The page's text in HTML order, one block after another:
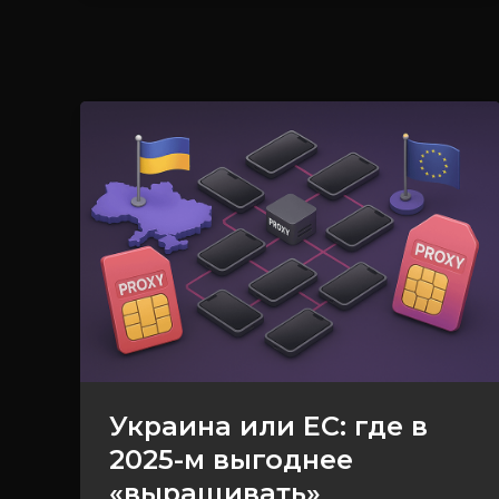
Украина или ЕС: где в
2025-м выгоднее
или
ЕС:
где
2025-
м
выгоднее
аккаунты